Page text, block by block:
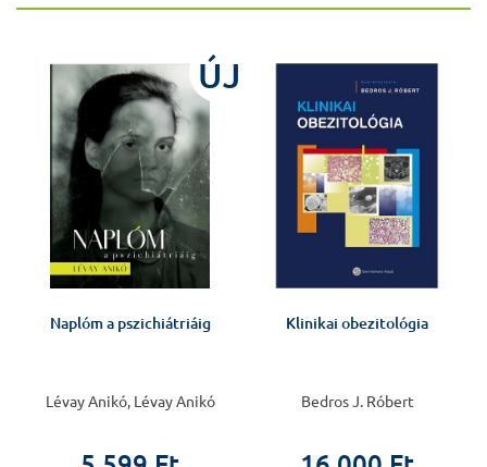
ÚJ
Naplóm a pszichiátriáig
Lévay Anikó, Lévay Anikó
Klinikai obezitológia
Bedros J. Róbert